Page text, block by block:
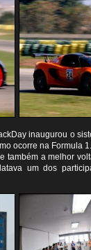
inaugurou o
ocorre na Formula
também a melhor
um dos